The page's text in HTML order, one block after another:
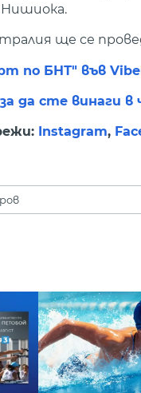
ще се
по БНТ" във
да сте винаги
Instagram,